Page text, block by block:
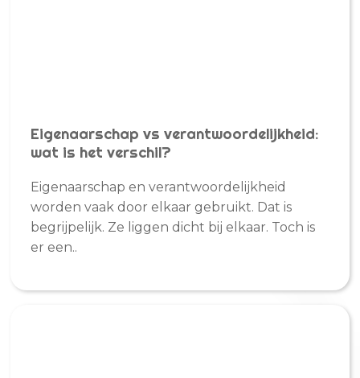
Eigenaarschap vs verantwoordelijkheid:
wat is het verschil?
Eigenaarschap en verantwoordelijkheid
worden vaak door elkaar gebruikt. Dat is
begrijpelijk. Ze liggen dicht bij elkaar. Toch is
er een..